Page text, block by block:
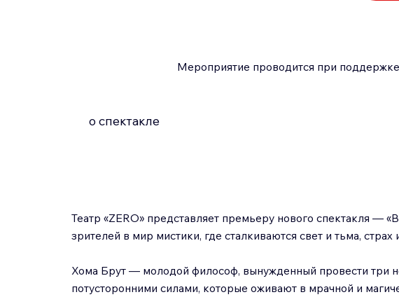
Мероприятие проводится при
о спектакле
Театр «ZERO» представляет премьеру нового спектакля —
зрителей в мир мистики, где сталкиваются свет и тьма, страх
Хома Брут — молодой философ, вынужденный провести три
потусторонними силами, которые оживают в мрачной и